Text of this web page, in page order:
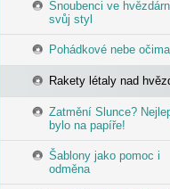
Snoubenci ve
svůj styl
Pohádkové nebe
Rakety létaly nad
Zatmění Slunce?
bylo na papíře!
Šablony jako pomoc i
odměna